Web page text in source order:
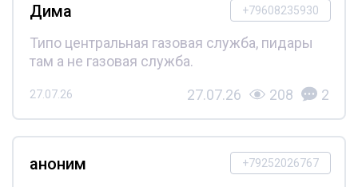
+79608235930
Дима
Типо центральная газовая служба, пидары
там а не газовая служба.
27.07.26 27.07.26 208 2
+79252026767
аноним